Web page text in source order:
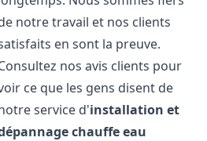
notre travail et nos clients
en sont la preuve.
nos avis clients pour
ce que les gens disent de
service d'installation et
chauffe eau